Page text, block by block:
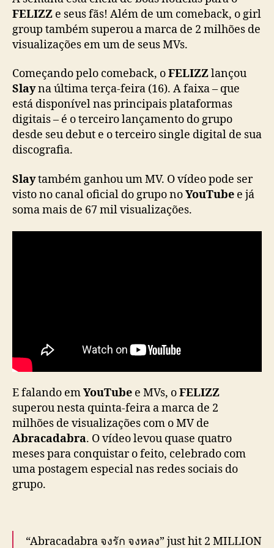
y
”
m
e
m
o
r
2
m
i
l
d
o
V
d
e
“
A
a
FELIZZ e seus fãs! Além de um comeback, o girl
group também superou a marca de 2 milhões de
visualizações em um de seus MVs.
Começando pelo comeback, oFELIZZlançou
Slayna última terça-feira (16). A faixa – que
está disponível nas principais plataformas
digitais – é o terceiro lançamento do grupo
desde seu debut e o terceiro single digital de sua
discografia.
Slaytambém ganhou um MV. O vídeo pode ser
visto no canal oficial do grupo noYouTube e já
soma mais de 67 mil visualizações.
E falando emYouTube e MVs, oFELIZZ
superou nesta quinta-feira a marca de 2
milhões de visualizações com o MV de
Abracadabra. O vídeo levou quase quatro
meses para conquistar o feito, celebrado com
uma postagem especial nas redes sociais do
grupo.
“Abracadabra จงรัก จงหลง” just hit 2 MILLION